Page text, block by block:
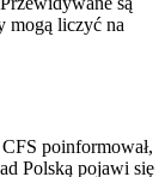
mogą liczyć na
poinformował,
Polską pojawi się